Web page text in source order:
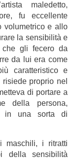
maledetto,
fu eccellente
volumetrico e allo
la sensibilità e
che gli fecero da
da lui era come
caratteristico e
proprio nel
di portare a
della persona,
in una sorta di
maschili, i ritratti
della sensibilità